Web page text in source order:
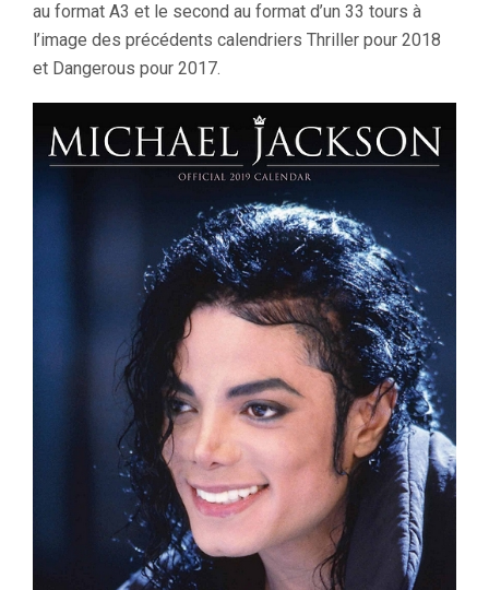
au format A3 et le second au format d’un 33 tours à
l’image des précédents calendriers Thriller pour 2018
et Dangerous pour 2017.